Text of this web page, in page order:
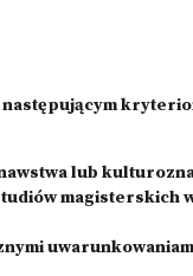
lub
magisterskich